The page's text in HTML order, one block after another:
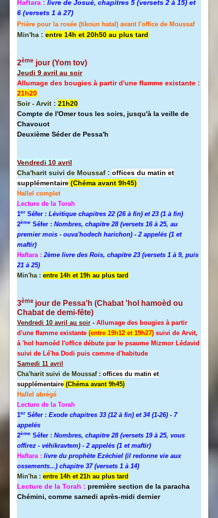
Haftara : livre de Josué, chapitres 5 (versets 2 à 15) et
6 (versets 1 à 27)
Prière pour la rosée (tikoun hatal) avant l'office de Moussaf
Min'ha : entre 14h et 20h50 au plus tard
2ème jour (Yom tov)
Jeudi 9 avril au soir
Allumage des bougies à partir d'une flamme existante :
21h20
Soir - Arvit : 21h20
Compte de l'Omer tous les soirs, jusqu'à la veille de
Chavouot
Deuxième Séder de Pessa'h
Vendredi 10 avril
Cha'harit suivi de Moussaf : offices du matin et
supplémentaire (Chéma avant 9h45)
Hallel complet
Lecture de la Torah
1er Séfer : Lévitique chapitres 22 (26 à fin) et 23 (1 à fin)
2ème Séfer : Nombres, chapitre 28 (versets 16 à 25, au
premier mois - ouva'hodech harichon) - 2 appelés (1 et
maftir)
Haftara : 2ème livre des Rois, chapitre 23 (versets 1 à 9, puis
21 à 25)
Min'ha : entre 14h et 19h au plus tard
3ème jour de Pessa'h (Chabat 'hol hamoèd ou
Chabat de demi-fête)
Vendredi 10 avril au soir - Allumage des bougies à partir
d'une flamme existante (entre 19h12 et 19h27) suivi de Arvit,
à 'hol hamoèd l'office débute par le psaume Mizmor Lédavid
suivi de Lé'ha Dodi puis comme d'habitude
Samedi 11 avril
Cha'harit suivi de Moussaf : offices du matin et
supplémentaire (Chéma avant 9h45)
Hallel abrégé
Lecture de la Torah
1er Séfer : Exode chapitres 33 (12 à fin) et 34 (1-26) - 7
appelés
2ème Séfer : Nombres, chapitre 28 (versets 19 à 25, vous
offirez - véhikravtem) - 2 appelés (1 et maftir)
Haftara : livre du prophète Ezéchiel (il redonne vie aux
ossements...) chapitre 37 (versets 1 à 14)
Min'ha : entre 14h et 21h au plus tard
Lecture de la Torah : première section de la paracha
Chémini, comme samedi après-midi dernier